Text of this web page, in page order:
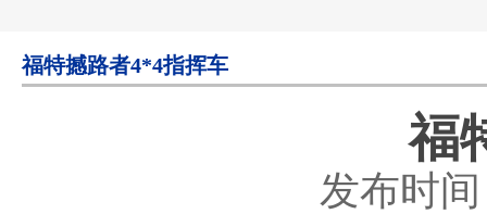
福特撼路者4*4指挥车
福
发布时